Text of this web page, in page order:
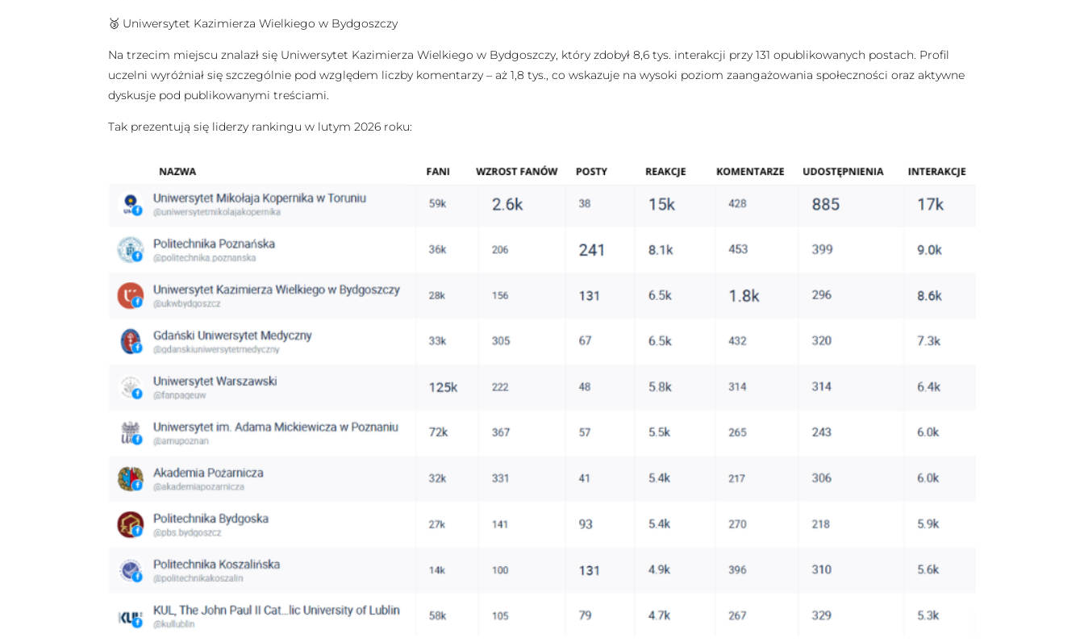
🥉 Uniwersytet Kazimierza Wielkiego w Bydgoszczy
Na trzecim miejscu znalazł się Uniwersytet Kazimierza Wielkiego w Bydgoszczy, który zdobył 8,6 tys. interakcji przy 131 opublikowanych postach. Profil
uczelni wyróżniał się szczególnie pod względem liczby komentarzy – aż 1,8 tys., co wskazuje na wysoki poziom zaangażowania społeczności oraz aktywne
dyskusje pod publikowanymi treściami.
Tak prezentują się liderzy rankingu w lutym 2026 roku: